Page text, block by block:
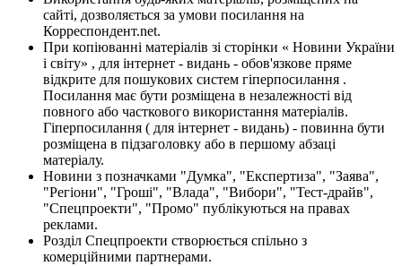
сайті, дозволяється за умови посилання на
Корреспондент.net.
При копіюванні матеріалів зі сторінки « Новини України
і світу» , для інтернет - видань - обов'язкове пряме
відкрите для пошукових систем гіперпосилання .
Посилання має бути розміщена в незалежності від
повного або часткового використання матеріалів.
Гіперпосилання ( для інтернет - видань) - повинна бути
розміщена в підзаголовку або в першому абзаці
матеріалу.
Новини з позначками "Думка", "Експертиза", "Заява",
"Регіони", "Гроші", "Влада", "Вибори", "Тест-драйв",
"Спецпроекти", "Промо" публікуються на правах
реклами.
Розділ Спецпроекти створюється спільно з
комерційними партнерами.